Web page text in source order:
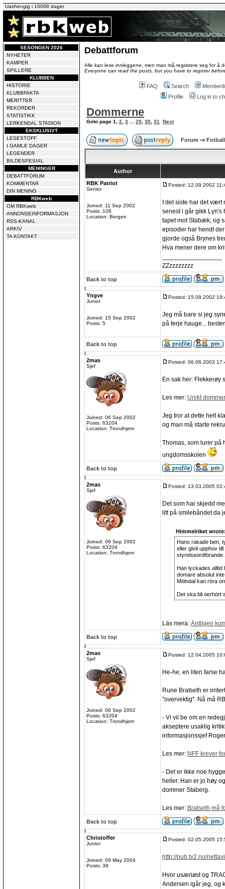
Uavhengig i 10068 dager
SESONGEN 2026
NYHETER
KAMPER
SPILLERE
KLUBBEN
HISTORIE
KLUBBFAKTA
MERITTER
REKORDER
STATISTIKK
LERKENDAL STADION
EKSKLUSIVT
LESESTOFF
I GAMLE DAGER
LEGENDER
BILDESPESIAL
MENINGER
DEBATTFORUM
KOMMENTAR
DIN MENING
RBKweb
OM RBKweb
ANNONSEINFORMASJON
RSS-KANAL
ARKIV
TA KONTAKT
Debattforum
Alle kan lese innleggene, men man må registrere seg for å
Everyone can read the posts, but you have to register
FAQ Search
Profile
Log in to
Dommerne
Goto page 1 2 3 29 30 31 Next
Forum ->
Author
RBK Patriot
Senior
Joined: 11 Sep 2002
Posts: 108
Location: Bergen
Posted: 12.09.2002
I det siste har det
senest i går gikk Lyn's
tapet mot Stabæk, og
episoder har hendt
gjorde også Brynes
Hva mener dere om
ZZzzzzzzzz
Back to top
Yngve
Junior
Joined: 15 Sep 2002
Posts: 5
Posted: 15.09.2002
Jeg må bare si jeg
på terje hauge...
Back to top
2mas
Sjef
Joined: 06 Sep 2002
Posts: 63204
Location: Trondhjem
Posted: 06.06.2003
En sak her: Flekkerøy
Les mer: Unikt
Jeg tror at dette helt
og man må starte
Thomas, som lurer på
ungdomsskolen
Back to top
2mas
Sjef
Joined: 06 Sep 2002
Posts: 63204
Location: Trondhjem
Posted: 13.03.2005
Det som har skjedd
litt på smilebåndet da
Himmelriket
Hans rakade ben,
eller givit upphov
styrelseordförande.
Han lyckades alltid
domare absolut
Mölndal kan röra
Det ska bli oerhört
Läs mera: Äntligen
Back to top
2mas
Sjef
Joined: 06 Sep 2002
Posts: 63204
Location: Trondhjem
Posted: 12.04.2005
He-he, en liten farse
Rune Bratseth er
"overvektig". Nå må
- Vi vil be om en
akseptere usaklig
informasjonssjef
Les mer: NFF krever
- Det er ikke noe
heller. Han er jo høy
dommer Staberg.
Les mer: Bratseth må
Back to top
Christoffer
Junior
Joined: 09 May 2004
Posts: 39
Posted: 02.05.2005
http://pub.tv2.no/
Hvor usæriøst og
Andersen igår jeg, og